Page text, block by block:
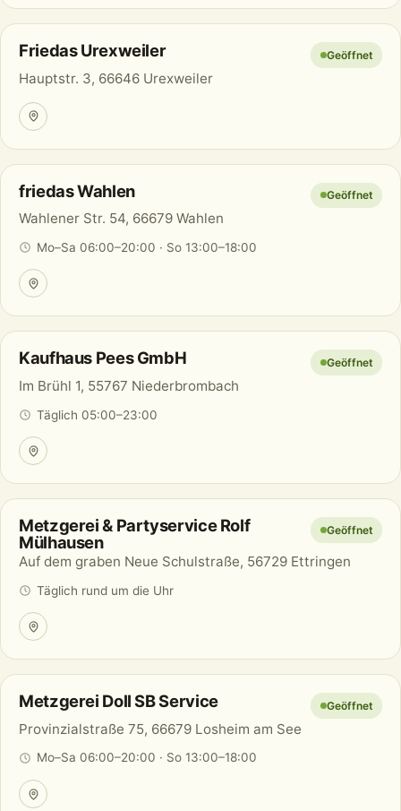
Friedas Urexweiler Geöffnet
Hauptstr. 3, 66646 Urexweiler
friedas Wahlen Geöffnet
Wahlener Str. 54, 66679 Wahlen
Mo–Sa 06:00–20:00 · So 13:00–18:00
Kaufhaus Pees GmbH Geöffnet
Im Brühl 1, 55767 Niederbrombach
Täglich 05:00–23:00
Metzgerei & Partyservice Rolf
Mülhausen
Geöffnet
Auf dem graben Neue Schulstraße, 56729 Ettringen
Täglich rund um die Uhr
Metzgerei Doll SB Service Geöffnet
Provinzialstraße 75, 66679 Losheim am See
Mo–Sa 06:00–20:00 · So 13:00–18:00